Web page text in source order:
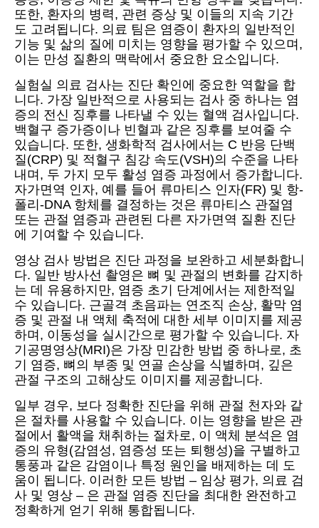
또한, 환자의 병력, 관련 증상 및 이들의 지속 기간
도 고려됩니다. 의료 팀은 염증이 환자의 일반적인
기능 및 삶의 질에 미치는 영향을 평가할 수 있으며,
이는 만성 질환의 맥락에서 중요한 요소입니다.
실험실 의료 검사는 진단 확인에 중요한 역할을 합
니다. 가장 일반적으로 사용되는 검사 중 하나는 염
증의 전신 징후를 나타낼 수 있는 혈액 검사입니다.
백혈구 증가증이나 빈혈과 같은 징후를 보여줄 수
있습니다. 또한, 생화학적 검사에서는 C 반응 단백
질(CRP) 및 적혈구 침강 속도(VSH)의 수준을 나타
내며, 두 가지 모두 활성 염증 과정에서 증가합니다.
자가면역 인자, 예를 들어 류마티스 인자(FR) 및 항-
폴리-DNA 항체를 결정하는 것은 류마티스 관절염
또는 관절 염증과 관련된 다른 자가면역 질환 진단
에 기여할 수 있습니다.
영상 검사 방법은 진단 과정을 보완하고 세분화합니
다. 일반 방사선 촬영은 뼈 및 관절의 변화를 감지하
는 데 유용하지만, 염증 초기 단계에서는 제한적일
수 있습니다. 근골격 초음파는 연조직 손상, 활막 염
증 및 관절 내 액체 축적에 대한 세부 이미지를 제공
하며, 이동성을 실시간으로 평가할 수 있습니다. 자
기공명영상(MRI)은 가장 민감한 방법 중 하나로, 초
기 염증, 뼈의 부종 및 연골 손상을 식별하며, 깊은
관절 구조의 고해상도 이미지를 제공합니다.
일부 경우, 보다 정확한 진단을 위해 관절 천자와 같
은 절차를 사용할 수 있습니다. 이는 영향을 받은 관
절에서 활액을 채취하는 절차로, 이 액체 분석은 염
증의 유형(감염성, 염증성 또는 퇴행성)을 구별하고
통풍과 같은 감염이나 특정 원인을 배제하는 데 도
움이 됩니다. 이러한 모든 방법 – 임상 평가, 의료 검
사 및 영상 – 은 관절 염증 진단을 최대한 완전하고
정확하게 얻기 위해 통합됩니다.